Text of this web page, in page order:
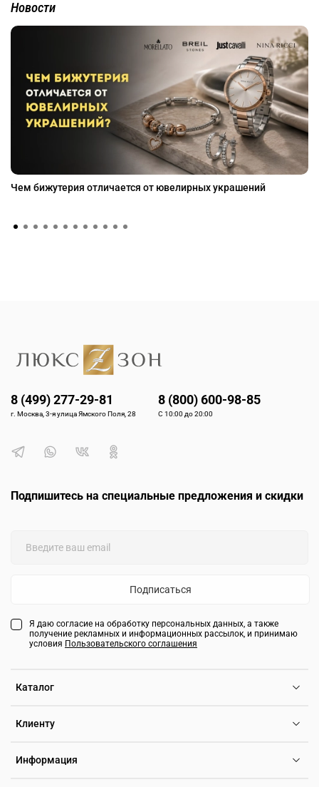
Новости
Чем бижутерия отличается от ювелирных украшений
Каталог
Клиенту
Информация
Подпишитесь на специальные предложения и скидки
Подписаться
Я даю согласие на обработку персональных данных, а также
получение рекламных и информационных рассылок, и принимаю
условия Пользовательского соглашения
8 (499) 277-29-81
г. Москва, 3-я улица Ямского Поля, 28
8 (800) 600-98-85
С 10:00 до 20:00